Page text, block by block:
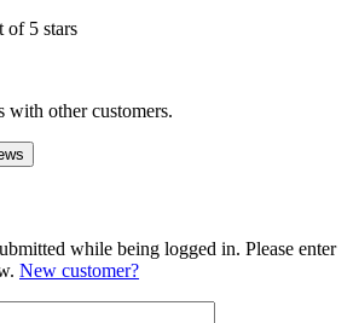
of 5 stars
with other customers.
while being logged in. Please enter
New customer?